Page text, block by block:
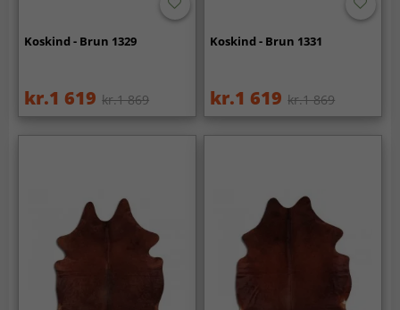
Koskind - Brun 1329
kr.1 619 kr.1 869
Koskind - Brun 1331
kr.1 619 kr.1 869